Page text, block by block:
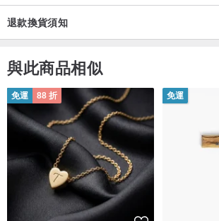
供幫助！
► 常見問題解答：純銀極簡歐泊耳圈
問：我有鎳過敏。這款耳環適合敏感肌膚？
答：絕對適合！我們非常理解敏感肌膚的需求。
925純銀手工製作，因此它們非常溫和，既簡潔
問：這款耳環足夠輕便，適合全天佩戴？
答：當然。每對耳環都經過精心手工製作，設計
早到晚佩戴——甚至完全忘記它們的存在。
問：它們看起來很精緻——能承受日常佩戴？
退款換貨須知
與此商品相似
免運 88 折 免運